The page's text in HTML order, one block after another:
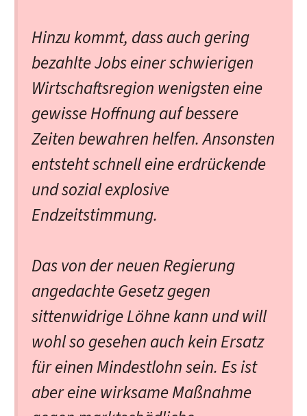
Hinzu kommt, dass auch gering
bezahlte Jobs einer schwierigen
Wirtschaftsregion wenigsten eine
gewisse Hoffnung auf bessere
Zeiten bewahren helfen. Ansonsten
entsteht schnell eine erdrückende
und sozial explosive
Endzeitstimmung.
Das von der neuen Regierung
angedachte Gesetz gegen
sittenwidrige Löhne kann und will
wohl so gesehen auch kein Ersatz
für einen Mindestlohn sein. Es ist
aber eine wirksame Maßnahme